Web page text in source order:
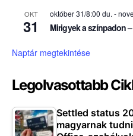
OKT
31
október 31/8:00 du. -
Mirigyek a színpadon
Naptár megtekintése
Legolvasottabb
Settled status
magyarnak